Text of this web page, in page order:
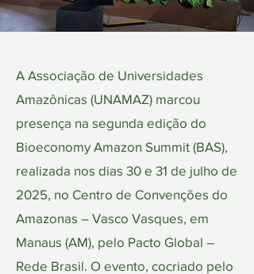
A Associação de Universidades
Amazônicas (UNAMAZ) marcou
presença na segunda edição do
Bioeconomy Amazon Summit (BAS),
realizada nos dias 30 e 31 de julho de
2025, no Centro de Convenções do
Amazonas – Vasco Vasques, em
Manaus (AM), pelo Pacto Global –
Rede Brasil. O evento, cocriado pelo